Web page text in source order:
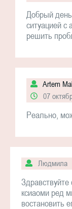
Добрый
ситуацией
решить
Artem
07
Реально,
Людмила
ксиаоми ред
востановить